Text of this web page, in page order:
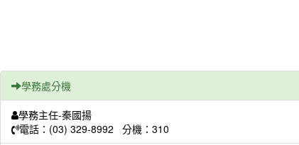
學務處分機
學務主任-秦國揚
電話：(03) 329-8992 分機：310